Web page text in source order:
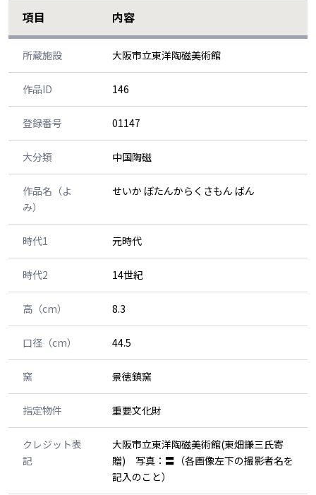
項目 内容
所蔵施設 大阪市立東洋陶磁美術館
作品ID 146
登録番号 01147
大分類 中国陶磁
作品名（よ
み）
せいか ぼたんからくさもん ばん
時代1 元時代
時代2 14世紀
高（cm） 8.3
口径（cm） 44.5
窯 景徳鎮窯
指定物件 重要文化財
クレジット表
記
大阪市立東洋陶磁美術館(東畑謙三氏寄
贈) 写真：〓（各画像左下の撮影者名を
記入のこと）